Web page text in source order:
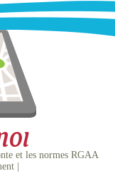
et les normes RGAA